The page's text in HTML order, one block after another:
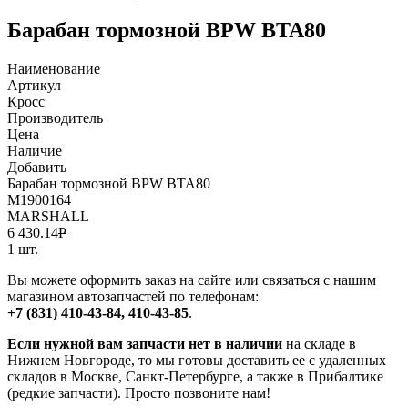
Барабан тормозной BPW BTA80
Наименование
Артикул
Кросс
Производитель
Цена
Наличие
Добавить
Барабан тормозной BPW BTA80
M1900164
MARSHALL
6 430.14Р
1 шт.
Вы можете оформить заказ на сайте или связаться с нашим
магазином автозапчастей по телефонам:
+7 (831) 410-43-84, 410-43-85.
Если нужной вам запчасти нет в наличии на складе в
Нижнем Новгороде, то мы готовы доставить ее с удаленных
складов в Москве, Санкт-Петербурге, а также в Прибалтике
(редкие запчасти). Просто позвоните нам!